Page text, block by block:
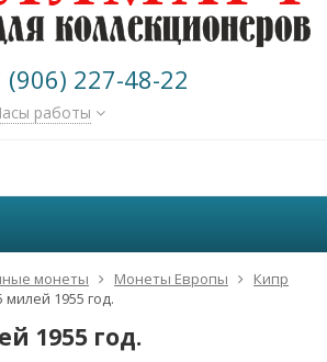
(906) 227-48-22
работы
монеты Монеты Европы
Кипр
милей 1955 год.
1955 год.